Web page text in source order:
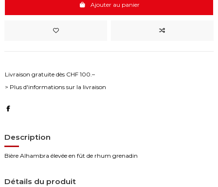
Ajouter au panier
Livraison gratuite dès CHF 100.–
> Plus d'informations sur la livraison
Description
Bière Alhambra élevée en fût de rhum grenadin
Détails du produit